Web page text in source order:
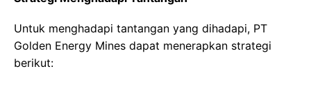
Untuk menghadapi tantangan yang dihadapi, PT
Golden Energy Mines dapat menerapkan strategi
berikut: